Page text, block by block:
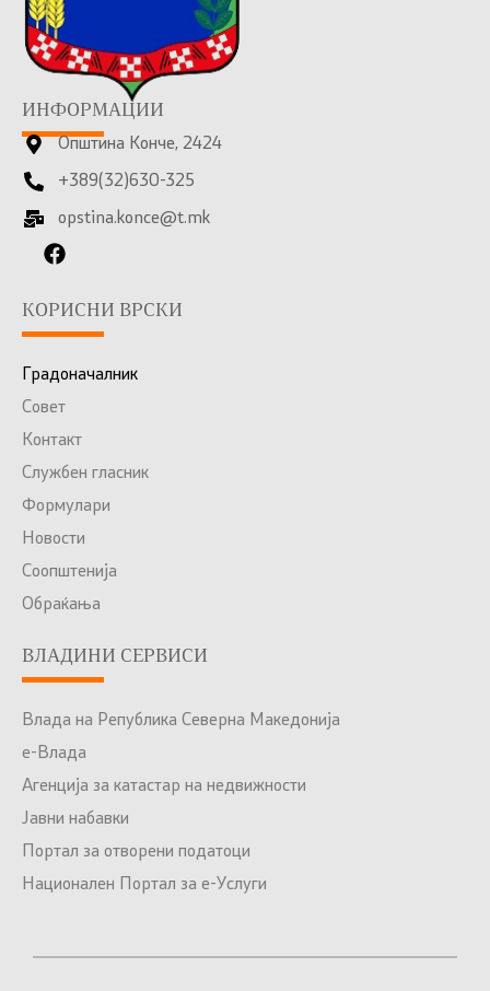
ИНФОРМАЦИИ
Општина Конче, 2424
+389(32)630-325
opstina.konce@t.mk
КОРИСНИ ВРСКИ
Градоначалник
Совет
Контакт
Службен гласник
Формулари
Новости
Соопштенија
Обраќања
ВЛАДИНИ СЕРВИСИ
Влада на Република Северна Македонија
е-Влада
Агенција за катастар на недвижности
Јавни набавки
Портал за отворени податоци
Национален Портал за е-Услуги